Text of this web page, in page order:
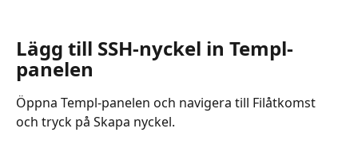
Lägg till SSH-nyckel in Templ-
panelen
Öppna Templ-panelen och navigera till Filåtkomst
och tryck på Skapa nyckel.